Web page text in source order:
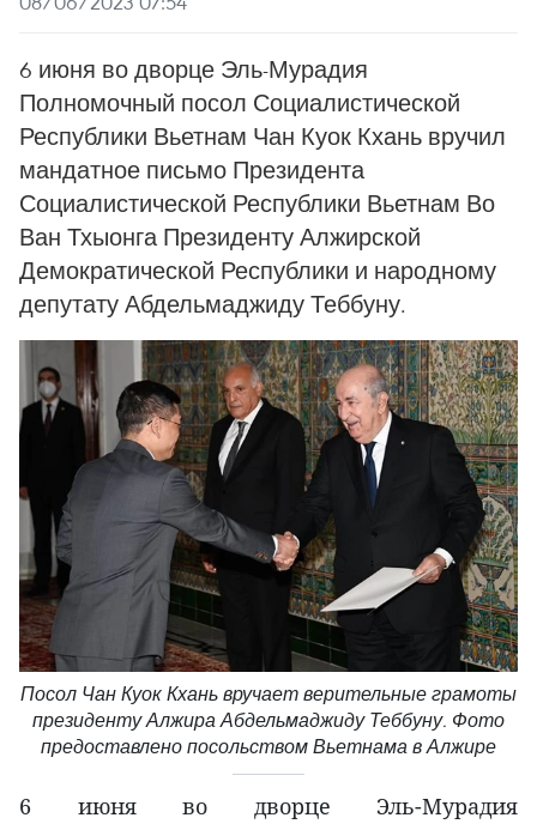
6 июня во дворце Эль-Мурадия
Полномочный посол Социалистической
Республики Вьетнам Чан Куок Кхань вручил
мандатное письмо Президента
Социалистической Республики Вьетнам Во
Ван Тхыонга Президенту Алжирской
Демократической Республики и народному
депутату Абдельмаджиду Теббуну.
Посол Чан Куок Кхань вручает верительные грамоты
президенту Алжира Абдельмаджиду Теббуну. Фото
предоставлено посольством Вьетнама в Алжире
6 июня во дворце Эль-Мурадия